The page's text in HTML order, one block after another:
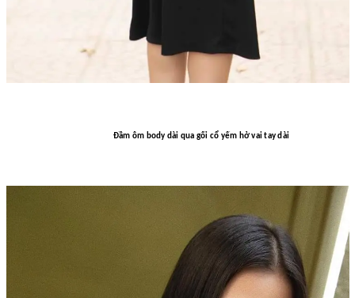
Đầm ôm body dài qua gối cổ yếm hở vai tay dài